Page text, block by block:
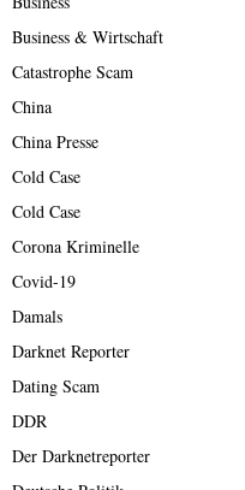
Business & Wirtschaft
Catastrophe Scam
China
China Presse
Cold Case
Cold Case
Corona Kriminelle
Covid-19
Damals
Darknet Reporter
Dating Scam
DDR
Der Darknetreporter